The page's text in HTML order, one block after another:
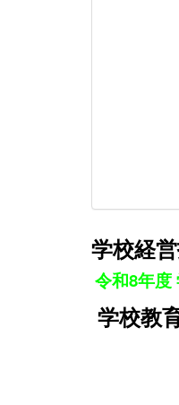
学校経
令和8年度
学校教